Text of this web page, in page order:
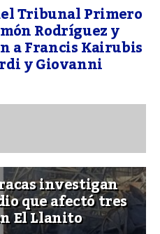
Tribunal Primero
Rodríguez y
a Francis Kairubis
y Giovanni
investigan
que afectó tres
El Llanito